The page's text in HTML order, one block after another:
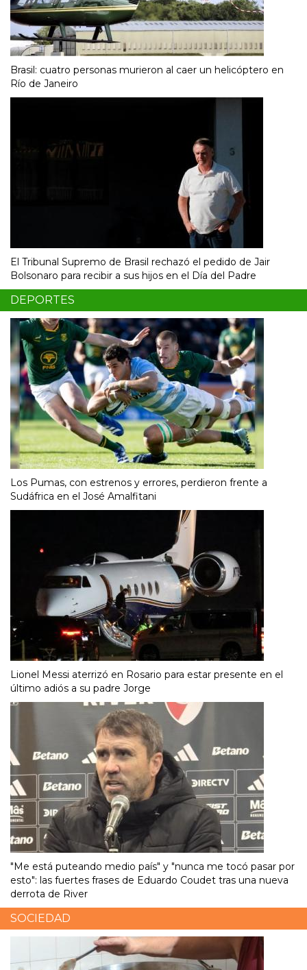
Brasil: cuatro personas murieron al caer un helicóptero en
Río de Janeiro
El Tribunal Supremo de Brasil rechazó el pedido de Jair
Bolsonaro para recibir a sus hijos en el Día del Padre
DEPORTES
Los Pumas, con estrenos y errores, perdieron frente a
Sudáfrica en el José Amalfitani
Lionel Messi aterrizó en Rosario para estar presente en el
último adiós a su padre Jorge
"Me está puteando medio país" y "nunca me tocó pasar por
esto": las fuertes frases de Eduardo Coudet tras una nueva
derrota de River
SOCIEDAD